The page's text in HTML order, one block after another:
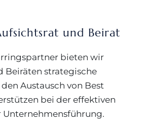
und Beirat
bieten wir
Beiräten strategische
Austausch von Best
bei der effektiven